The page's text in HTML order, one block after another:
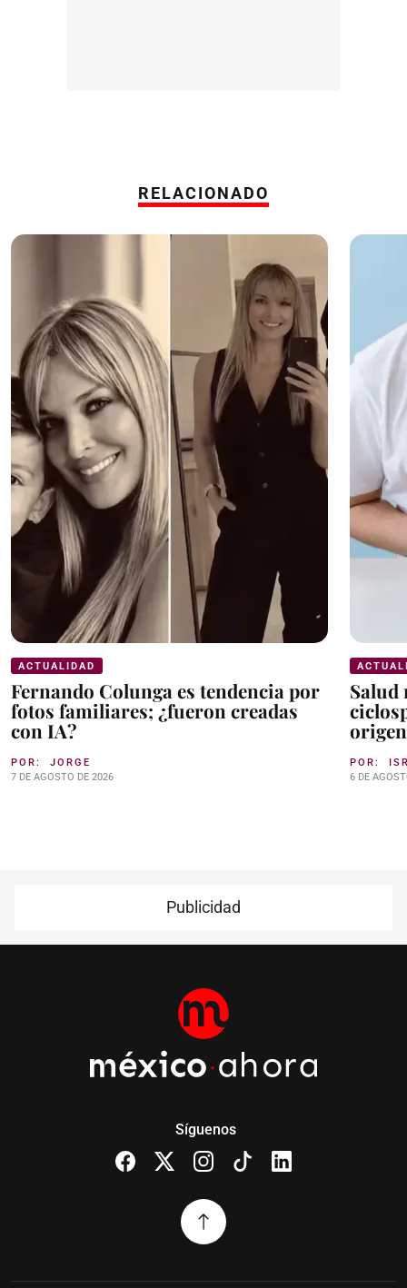
RELACIONADO
ACTUALIDAD
Fernando Colunga es tendencia por
fotos familiares; ¿fueron creadas
con IA?
POR: JORGE
7 DE AGOSTO DE 2026
Salud
POR:
6 DE
Publicidad
Síguenos